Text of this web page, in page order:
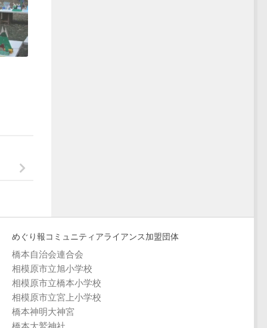
めぐり報コミュニティアライアンス加盟団体
橋本自治会連合会
相模原市立旭小学校
相模原市立橋本小学校
相模原市立宮上小学校
橋本神明大神宮